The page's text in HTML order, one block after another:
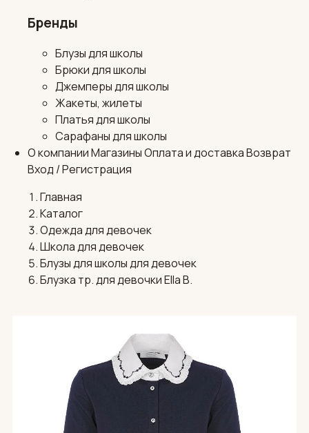
Бренды
Блузы для школы
Брюки для школы
Джемперы для школы
Жакеты, жилеты
Платья для школы
Сарафаны для школы
О компанииМагазиныОплата и доставкаВозврат
Вход / Регистрация
Главная
Каталог
Одежда для девочек
Школа для девочек
Блузы для школы для девочек
Блузка тр. для девочки Ella B.